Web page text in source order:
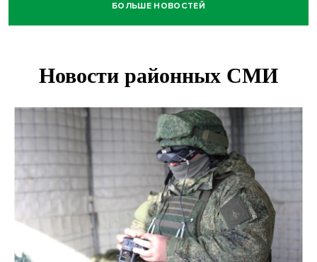
Белый гриб размером с футбольный мяч нашли под
Спортсмены Новосибирска сдали почти 15 литров крови
Фейковые письма о защите от БПЛА рассылают
предприятиям Новосибирска
Миллион за переезд: в сёла Новосибирской области едут
20 работников культуры
БОЛЬШЕ НОВОСТЕЙ